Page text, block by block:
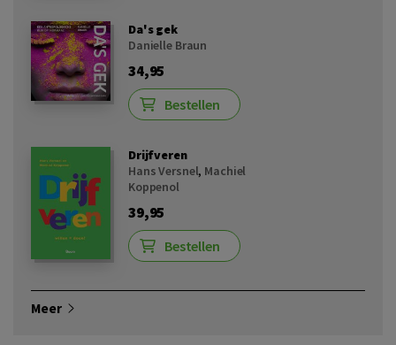
Da's gek
Danielle Braun
34,95
Bestellen
Drijfveren
Hans Versnel, Machiel
Koppenol
39,95
Bestellen
Meer